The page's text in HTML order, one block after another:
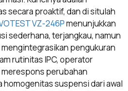
secara proaktif, dan di situlah
VZ-246Pmenunjukkan
sederhana, terjangkau, namun
pengukuran
rutinitas IPC, operator
perubahan
homogenitas suspensi dari awal